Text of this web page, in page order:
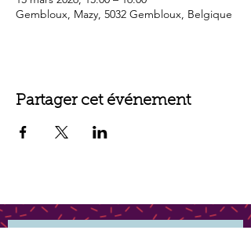
Gembloux, Mazy, 5032 Gembloux, Belgique
Partager cet événement